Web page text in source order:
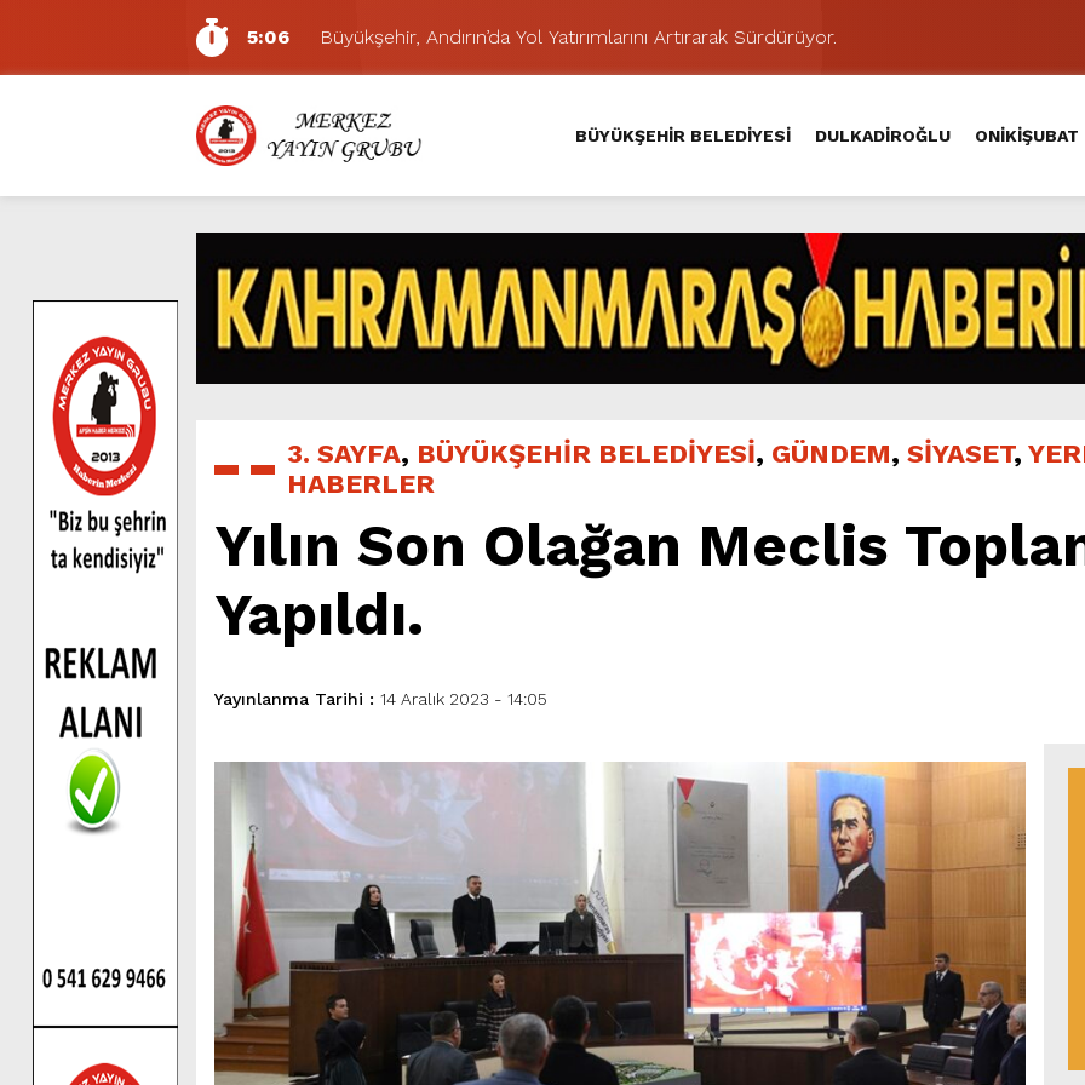
5:06
Büyükşehir, Andırın’da Yol Yatırımlarını Artırarak Sürdürüyor.
7:01
Funda Arar, Cumartesi Günü KAFUM’da Sahne Alacak.
6:19
BAŞKAN AKPINAR 101. MAHALLE TOPLANTISINDA BAĞLARBAŞI MAHALLESİ
6:17
Dulkadiroğlu Hacı Murat Caddesi’nde Büyük Dönüşüm Başladı.
11:14
Pazarcık’ta Yollar Büyükşehir’le Yenileniyor.
11:10
Büyükşehir, Dulkadiroğlu Kırsalında 45 Milyonluk Yol Yatırımını Tamamladı.
5:17
Uluslararası Bisiklet Yarışması’nda İkinci Etap Nefes Kesti.
5:15
Büyükşehir, Gazneliler Caddesi’nde Son Kat Asfalt Serimini Sürdürüyor.
6:54
Büyükşehir, Dulkadiroğlu Hacı Murat Caddesi’ni Asfalta Hazırlıyor.
5:20
Ağustos Fuarı’nın Yedinci Gününe Zakkum Damgası.
BÜYÜKŞEHİR BELEDİYESİ DULKADİROĞLU ONİKİŞUBAT
3. SAYFA, BÜYÜKŞEHİR BELEDİYESİ, GÜNDEM, SİYASET,
HABERLER
Yılın Son Olağan Meclis
Yapıldı.
Yayınlanma Tarihi : 14 Aralık 2023 - 14:05